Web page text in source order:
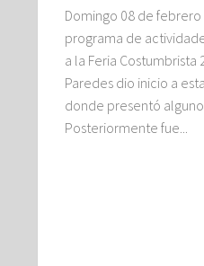
Domingo 08 de
programa de
a la Feria Costumbrista
Paredes dio inicio a
donde presentó
Posteriormente fue...